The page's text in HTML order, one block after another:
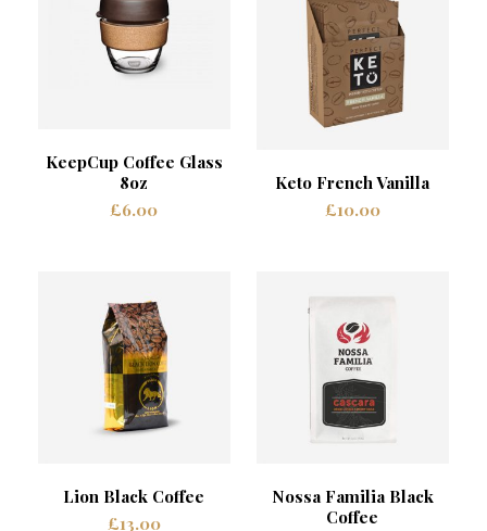
KeepCup Coffee Glass
8oz
£6.00
Keto French Vanilla
£10.00
Lion Black Coffee
£13.00
Nossa Familia Black
Coffee